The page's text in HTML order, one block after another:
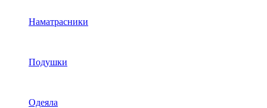
Наматрасники
Подушки
Одеяла